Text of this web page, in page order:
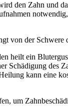
den Zahn und
von der Schwere
heilt ein
Schädigung des
kann eine
um